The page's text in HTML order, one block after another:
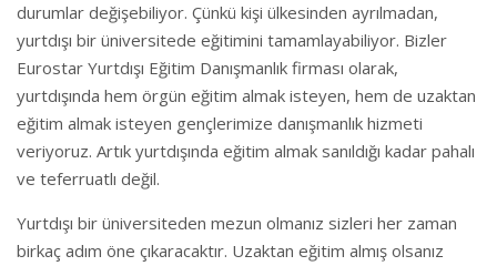
durumlar değişebiliyor. Çünkü kişi ülkesinden ayrılmadan,
yurtdışı bir üniversitede eğitimini tamamlayabiliyor. Bizler
Eurostar Yurtdışı Eğitim Danışmanlık firması olarak,
yurtdışında hem örgün eğitim almak isteyen, hem de uzaktan
eğitim almak isteyen gençlerimize danışmanlık hizmeti
veriyoruz. Artık yurtdışında eğitim almak sanıldığı kadar pahalı
ve teferruatlı değil.
Yurtdışı bir üniversiteden mezun olmanız sizleri her zaman
birkaç adım öne çıkaracaktır. Uzaktan eğitim almış olsanız